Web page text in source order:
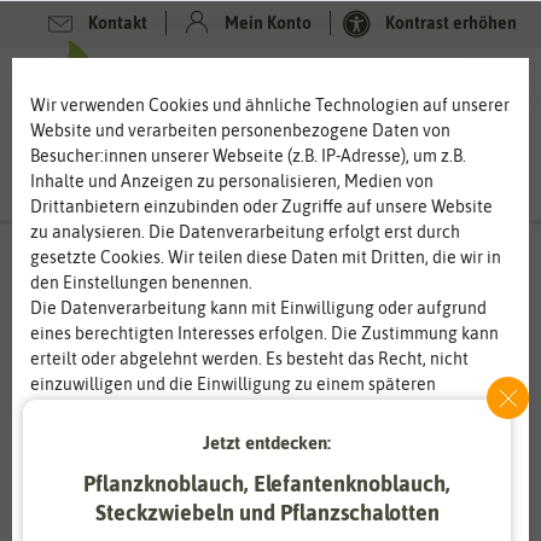
Kontakt Mein Konto Kontrast erhöhen
Wir verwenden Cookies und ähnliche Technologien auf unserer
Website und verarbeiten personenbezogene Daten von
Besucher:innen unserer Webseite (z.B. IP-Adresse), um z.B.
Inhalte und Anzeigen zu personalisieren, Medien von
Drittanbietern einzubinden oder Zugriffe auf unsere Website
zu analysieren. Die Datenverarbeitung erfolgt erst durch
gesetzte Cookies. Wir teilen diese Daten mit Dritten, die wir in
den Einstellungen benennen.
Die Datenverarbeitung kann mit Einwilligung oder aufgrund
eines berechtigten Interesses erfolgen. Die Zustimmung kann
erteilt oder abgelehnt werden. Es besteht das Recht, nicht
einzuwilligen und die Einwilligung zu einem späteren
Informationen zur Verwendung personenbezogener Daten und
Essenziell Statistik
Jetzt entdecken:
Pflanzknoblauch, Elefantenknoblauch,
Steckzwiebeln und Pflanzschalotten